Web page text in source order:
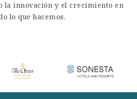
la innovación y el crecimiento en
lo que hacemos.